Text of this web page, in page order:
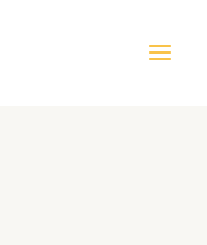
Menu